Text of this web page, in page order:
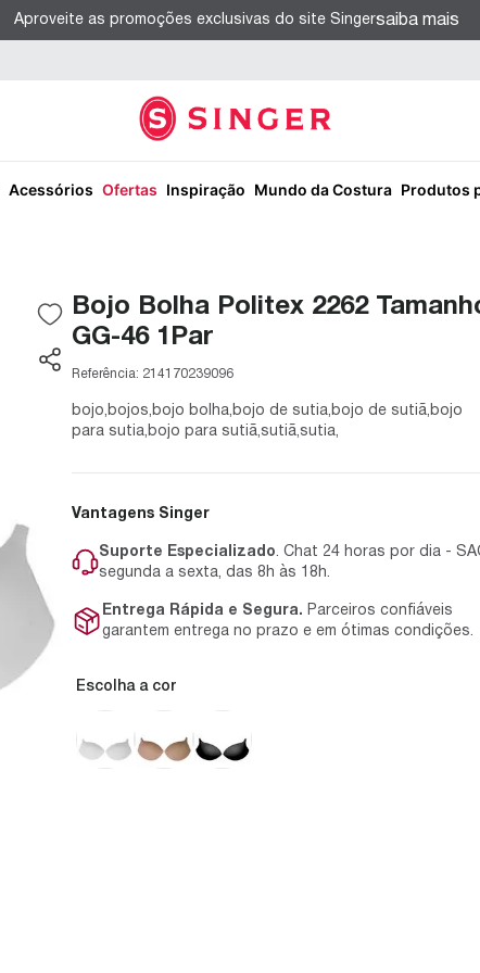
Aproveite as promoções exclusivas do site Singersaiba mais
Acessórios Ofertas Inspiração Mundo da Costura Produtos
Bojo Bolha Politex 2262
GG-46 1Par
Referência: 214170239096
bojo,bojos,bojo bolha,bojo de sutia,bojo de sutiã,bojo
para sutia,bojo para sutiã,sutiã,sutia,
Vantagens Singer
Suporte Especializado. Chat 24 horas por dia -
segunda a sexta, das 8h às 18h.
Entrega Rápida e Segura. Parceiros confiáveis
garantem entrega no prazo e em ótimas condições.
cor